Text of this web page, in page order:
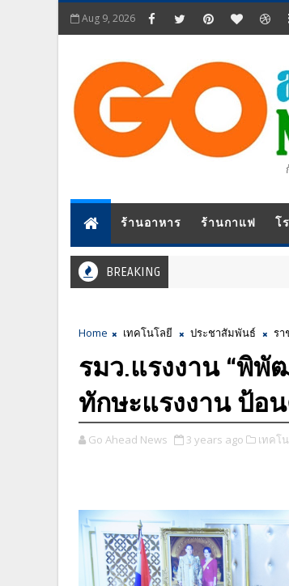
Aug 9, 2026
ร้านอาหาร ร้านกาแฟ โ
BREAKING
Home เทคโนโลยี ประชาสัมพันธ์ รา
รมว.แรงงาน “พิ
ทักษะแรงงาน ป้อ
Go Ahead News 3 years ago เทคโ